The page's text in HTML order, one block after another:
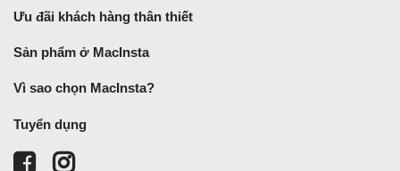
Ưu đãi khách hàng thân thiết
Sản phẩm ở MacInsta
Vì sao chọn MacInsta?
Tuyển dụng